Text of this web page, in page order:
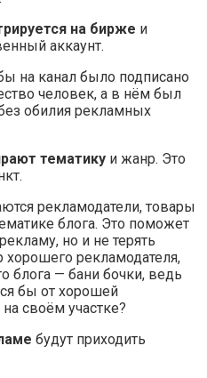
на бирже и
аккаунт.
на канал было подписано
человек, а в нём был
обилия рекламных
тематику и жанр. Это
рекламодатели, товары
блога. Это поможет
но и не терять
рекламодателя,
блога — бани бочки, ведь
бы от хорошей
своём участке?
будут приходить